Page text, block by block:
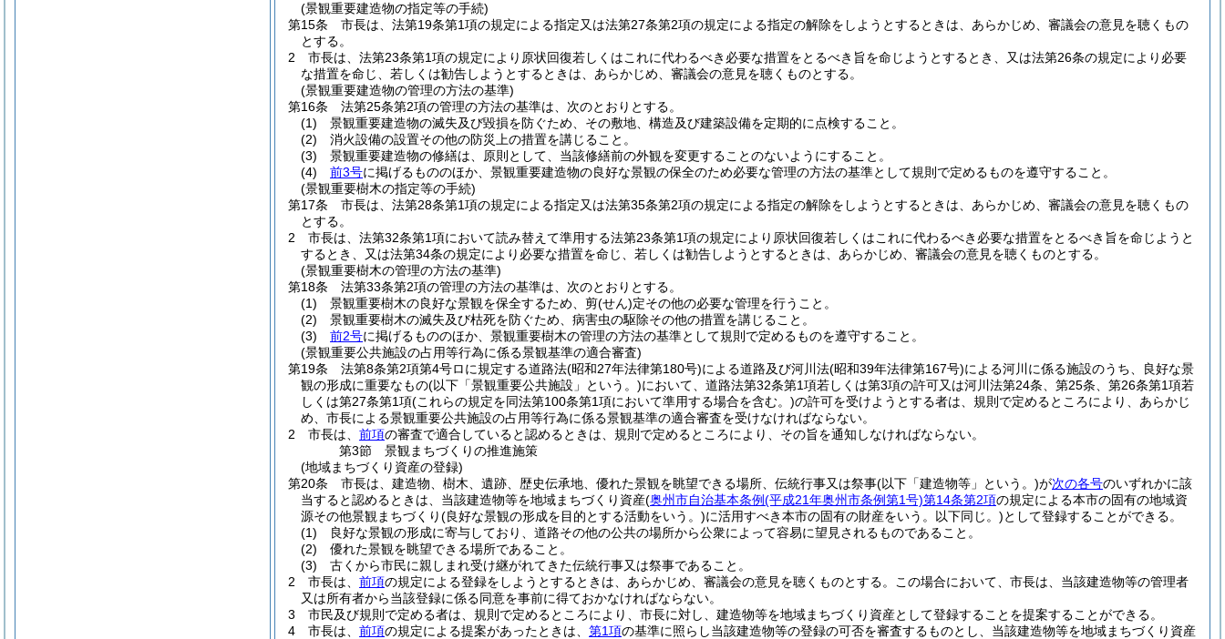
(景観重要建造物の指定等の手続)
第15条
市長は、法第19条第1項の規定による指定又は法第27条第2項の規定による指定の解除をしようとするときは、あらかじめ、審議会の意見を聴くもの
とする。
2
市長は、法第23条第1項の規定により原状回復若しくはこれに代わるべき必要な措置をとるべき旨を命じようとするとき、又は法第26条の規定により必要
な措置を命じ、若しくは勧告しようとするときは、あらかじめ、審議会の意見を聴くものとする。
(景観重要建造物の管理の方法の基準)
第16条
法第25条第2項の管理の方法の基準は、次のとおりとする。
(1)
景観重要建造物の滅失及び毀損を防ぐため、その敷地、構造及び建築設備を定期的に点検すること。
(2)
消火設備の設置その他の防災上の措置を講じること。
(3)
景観重要建造物の修繕は、原則として、当該修繕前の外観を変更することのないようにすること。
(4)
前3号に掲げるもののほか、景観重要建造物の良好な景観の保全のため必要な管理の方法の基準として規則で定めるものを遵守すること。
(景観重要樹木の指定等の手続)
第17条
市長は、法第28条第1項の規定による指定又は法第35条第2項の規定による指定の解除をしようとするときは、あらかじめ、審議会の意見を聴くもの
とする。
2
市長は、法第32条第1項において読み替えて準用する法第23条第1項の規定により原状回復若しくはこれに代わるべき必要な措置をとるべき旨を命じようと
するとき、又は法第34条の規定により必要な措置を命じ、若しくは勧告しようとするときは、あらかじめ、審議会の意見を聴くものとする。
(景観重要樹木の管理の方法の基準)
第18条
法第33条第2項の管理の方法の基準は、次のとおりとする。
(1)
景観重要樹木の良好な景観を保全するため、剪(せん)定その他の必要な管理を行うこと。
(2)
景観重要樹木の滅失及び枯死を防ぐため、病害虫の駆除その他の措置を講じること。
(3)
前2号に掲げるもののほか、景観重要樹木の管理の方法の基準として規則で定めるものを遵守すること。
(景観重要公共施設の占用等行為に係る景観基準の適合審査)
第19条
法第8条第2項第4号ロに規定する道路法(昭和27年法律第180号)による道路及び河川法(昭和39年法律第167号)による河川に係る施設のうち、良好な景
観の形成に重要なもの(以下「景観重要公共施設」という。)において、道路法第32条第1項若しくは第3項の許可又は河川法第24条、第25条、第26条第1項若
しくは第27条第1項(これらの規定を同法第100条第1項において準用する場合を含む。)の許可を受けようとする者は、規則で定めるところにより、あらかじ
め、市長による景観重要公共施設の占用等行為に係る景観基準の適合審査を受けなければならない。
2
市長は、 前項の審査で適合していると認めるときは、規則で定めるところにより、その旨を通知しなければならない。
第3節
景観まちづくりの推進施策
(地域まちづくり資産の登録)
第20条
市長は、建造物、樹木、遺跡、歴史伝承地、優れた景観を眺望できる場所、伝統行事又は祭事(以下「建造物等」という。)が次の各号のいずれかに該
当すると認めるときは、当該建造物等を地域まちづくり資産(奥州市自治基本条例(平成21年奥州市条例第1号)第14条第2項の規定による本市の固有の地域資
源その他景観まちづくり(良好な景観の形成を目的とする活動をいう。)に活用すべき本市の固有の財産をいう。以下同じ。)として登録することができる。
(1)
良好な景観の形成に寄与しており、道路その他の公共の場所から公衆によって容易に望見されるものであること。
(2)
優れた景観を眺望できる場所であること。
(3)
古くから市民に親しまれ受け継がれてきた伝統行事又は祭事であること。
2
市長は、 前項の規定による登録をしようとするときは、あらかじめ、審議会の意見を聴くものとする。
この場合において、市長は、当該建造物等の管理者
又は所有者から当該登録に係る同意を事前に得ておかなければならない。
3
市民及び規則で定める者は、規則で定めるところにより、市長に対し、建造物等を地域まちづくり資産として登録することを提案することができる。
4
市長は、 前項の規定による提案があったときは、 第1項の基準に照らし当該建造物等の登録の可否を審査するものとし、当該建造物等を地域まちづくり資産